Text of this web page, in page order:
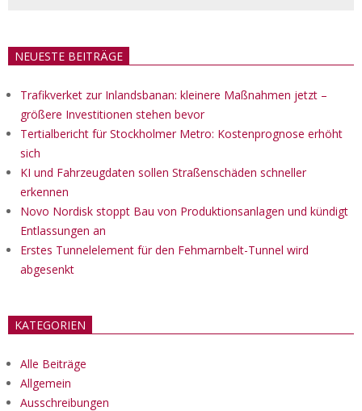
NEUESTE BEITRÄGE
Trafikverket zur Inlandsbanan: kleinere Maßnahmen jetzt –
größere Investitionen stehen bevor
Tertialbericht für Stockholmer Metro: Kostenprognose erhöht
sich
KI und Fahrzeugdaten sollen Straßenschäden schneller
erkennen
Novo Nordisk stoppt Bau von Produktionsanlagen und kündigt
Entlassungen an
Erstes Tunnelelement für den Fehmarnbelt-Tunnel wird
abgesenkt
KATEGORIEN
Alle Beiträge
Allgemein
Ausschreibungen